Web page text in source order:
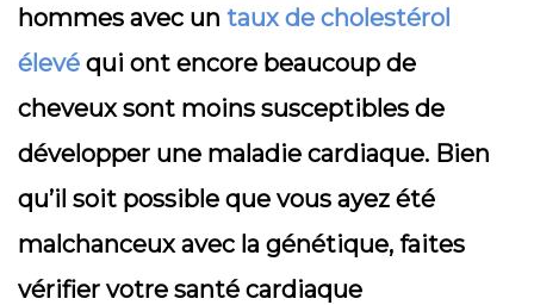
hommes avec un taux de cholestérol
élevé qui ont encore beaucoup de
cheveux sont moins susceptibles de
développer une maladie cardiaque. Bien
qu’il soit possible que vous ayez été
malchanceux avec la génétique, faites
vérifier votre santé cardiaque